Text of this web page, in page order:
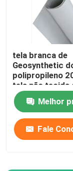
Sacos de
Geotêxtil
HDPE Geogrid
O HDPE
Placa
tela branca de
Geosynthetic
polipropileno
tela não tecida
geotêxtil de 4
Melhor
Fale